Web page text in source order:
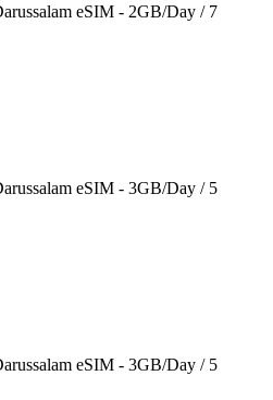
eSIM - 2GB/Day / 7
eSIM - 3GB/Day / 5
eSIM - 3GB/Day / 5